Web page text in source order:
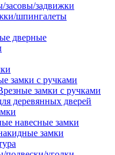
задвижки
шпингалеты
дверные
замки с ручками
замки с ручками
деревянных дверей
навесные замки
замки